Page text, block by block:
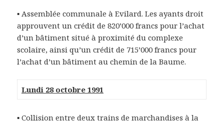
▪ Assemblée communale à Evilard. Les ayants droit
approuvent un crédit de 820’000 francs pour l’achat
d’un bâtiment situé à proximité du complexe
scolaire, ainsi qu’un crédit de 715’000 francs pour
l’achat d’un bâtiment au chemin de la Baume.
Lundi 28 octobre 1991
▪ Collision entre deux trains de marchandises à la